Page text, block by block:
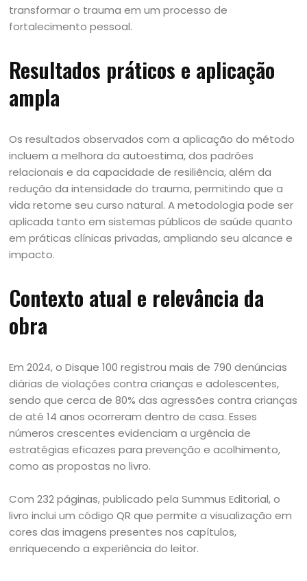
transformar o trauma em um processo de
fortalecimento pessoal.
Resultados práticos e aplicação
ampla
Os resultados observados com a aplicação do método
incluem a melhora da autoestima, dos padrões
relacionais e da capacidade de resiliência, além da
redução da intensidade do trauma, permitindo que a
vida retome seu curso natural. A metodologia pode ser
aplicada tanto em sistemas públicos de saúde quanto
em práticas clínicas privadas, ampliando seu alcance e
impacto.
Contexto atual e relevância da
obra
Em 2024, o Disque 100 registrou mais de 790 denúncias
diárias de violações contra crianças e adolescentes,
sendo que cerca de 80% das agressões contra crianças
de até 14 anos ocorreram dentro de casa. Esses
números crescentes evidenciam a urgência de
estratégias eficazes para prevenção e acolhimento,
como as propostas no livro.
Com 232 páginas, publicado pela Summus Editorial, o
livro inclui um código QR que permite a visualização em
cores das imagens presentes nos capítulos,
enriquecendo a experiência do leitor.